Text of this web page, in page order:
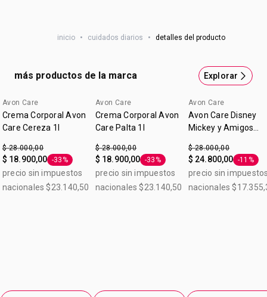
Con acido hialurónico y aceite de arroz.
inicio • cuidados diarios • detalles del producto
más productos de la marca Explorar
Avon Care
Crema Corporal Avon
Care Cereza 1l
$ 28.000,00
$ 18.900,00 Etiqueta -33%
-33%
precio sin impuestos
nacionales $23.140,50
Avon Care
Crema Corporal Avon
Care Palta 1l
$ 28.000,00
$ 18.900,00 Etiqueta -33%
-33%
precio sin impuestos
nacionales $23.140,50
Lo nuevo
Avon Care
Avon Care Disney
Mickey y Amigos
Corporal 1 L
$ 28.000,00
$ 24.800,00 Etiqueta
-11%
precio sin
nacionales